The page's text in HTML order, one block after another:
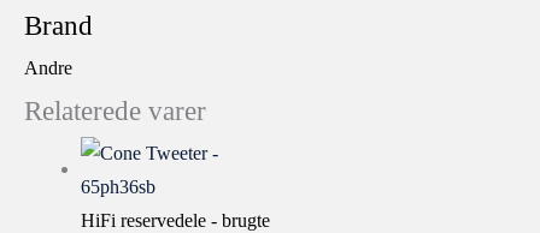
Brand
Andre
Relaterede varer
HiFi reservedele - brugte